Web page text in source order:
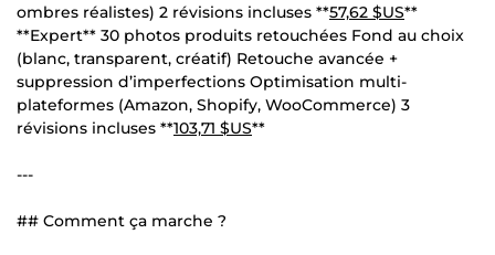
ombres réalistes) 2 révisions incluses **57,62 $US**
**Expert** 30 photos produits retouchées Fond au choix
(blanc, transparent, créatif) Retouche avancée +
suppression d’imperfections Optimisation multi-
plateformes (Amazon, Shopify, WooCommerce) 3
révisions incluses **103,71 $US**
---
## Comment ça marche ?